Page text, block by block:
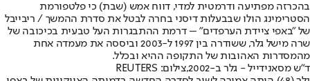
בהכרזה מפתיעה ודרמטית למדי, דווח אמש (שבת) כי פלטפורמת
הסטרימינג הולו שבבעלות דיסני בחרה לבטל את סדרת ההמשך / ריבייבל
של "באפי ציידת הערפדים" – דרמת ההתבגרות העל טבעית בכיכובה של
שרה מישל גלר, ששודרה בין 1997 ל-2003 וביססה את מעמדה אחת
מהמסדרות האהובות של התקופה ההיא ובכלל.
ד"ש מסאנידייל - גלר ב-2002,צילום: REUTERS